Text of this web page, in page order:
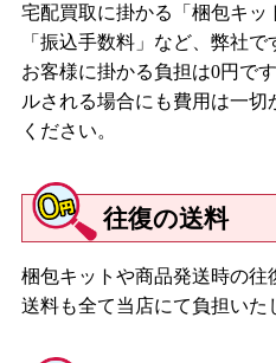
宅配買取に掛かる「梱包キッ
「振込手数料」など、弊社で
お客様に掛かる負担は0円で
ルされる場合にも費用は一
ください。
往復の送料
梱包キットや商品発送時の往
送料も全て当店にて負担いた